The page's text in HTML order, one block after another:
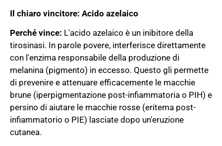
Il chiaro vincitore: Acido azelaico
Perché vince: L'acido azelaico è un inibitore della
tirosinasi. In parole povere, interferisce direttamente
con l'enzima responsabile della produzione di
melanina (pigmento) in eccesso. Questo gli permette
di prevenire e attenuare efficacemente le macchie
brune (iperpigmentazione post-infiammatoria o PIH) e
persino di aiutare le macchie rosse (eritema post-
infiammatorio o PIE) lasciate dopo un'eruzione
cutanea.